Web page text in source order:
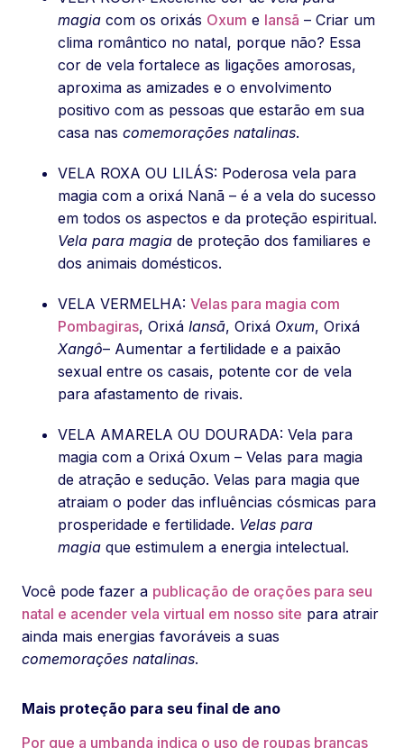
magia com os orixás Oxum e Iansã – Criar um
clima romântico no natal, porque não? Essa
cor de vela fortalece as ligações amorosas,
aproxima as amizades e o envolvimento
positivo com as pessoas que estarão em sua
casa nas comemorações natalinas.
VELA ROXA OU LILÁS: Poderosa vela para
magia com a orixá Nanã – é a vela do sucesso
em todos os aspectos e da proteção espiritual.
Vela para magia de proteção dos familiares e
dos animais domésticos.
VELA VERMELHA: Velas para magia com
Pombagiras, Orixá Iansã, Orixá Oxum, Orixá
Xangô– Aumentar a fertilidade e a paixão
sexual entre os casais, potente cor de vela
para afastamento de rivais.
VELA AMARELA OU DOURADA: Vela para
magia com a Orixá Oxum – Velas para magia
de atração e sedução. Velas para magia que
atraiam o poder das influências cósmicas para
prosperidade e fertilidade. Velas para
magia que estimulem a energia intelectual.
Você pode fazer a publicação de orações para seu
natal e acender vela virtual em nosso site para atrair
ainda mais energias favoráveis a suas
comemorações natalinas.
Mais proteção para seu final de ano
Por que a umbanda indica o uso de roupas brancas